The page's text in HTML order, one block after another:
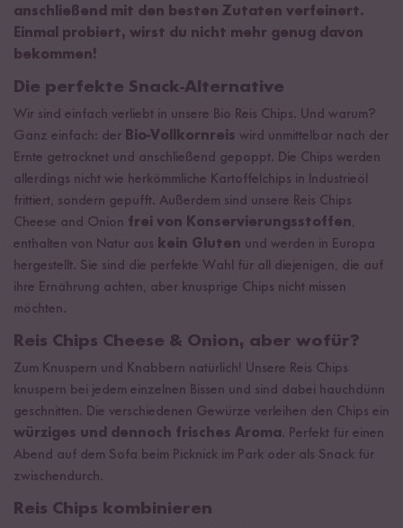
anschließend mit den besten Zutaten verfeinert.
Einmal probiert, wirst du nicht mehr genug davon
bekommen!
Die perfekte Snack-Alternative
Wir sind einfach verliebt in unsere Bio Reis Chips. Und warum?
Ganz einfach: der Bio-Vollkornreis wird unmittelbar nach der
Ernte getrocknet und anschließend gepoppt. Die Chips werden
allerdings nicht wie herkömmliche Kartoffelchips in Industrieöl
frittiert, sondern gepufft. Außerdem sind unsere Reis Chips
Cheese and Onion frei von Konservierungsstoffen,
enthalten von Natur aus kein Gluten und werden in Europa
hergestellt. Sie sind die perfekte Wahl für all diejenigen, die auf
ihre Ernährung achten, aber knusprige Chips nicht missen
möchten.
Reis Chips Cheese & Onion, aber wofür?
Zum Knuspern und Knabbern natürlich! Unsere Reis Chips
knuspern bei jedem einzelnen Bissen und sind dabei hauchdünn
geschnitten. Die verschiedenen Gewürze verleihen den Chips ein
würziges und dennoch frisches Aroma. Perfekt für einen
Abend auf dem Sofa beim Picknick im Park oder als Snack für
zwischendurch.
Reis Chips kombinieren